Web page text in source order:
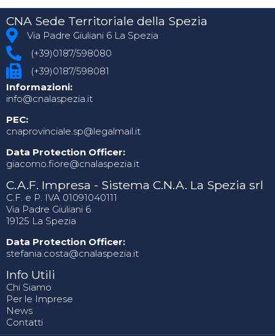
CNA Sede Territoriale della Spezia
Via Padre Giuliani 6 La Spezia
(+39)0187/598080
(+39)0187/598081
Informazioni:
info@cnalaspezia.it
PEC:
cnaprovinciale.sp@legalmail.it
Data Protection Officer:
giacomo.fiore@cnalaspezia.it
C.A.F. Impresa - Sistema C.N.A. La Spezia srl
C.F. e P. IVA 01091040111
Via Padre Giuliani 6
19125 La Spezia
Data Protection Officer:
stefania.costa@cnalaspezia.it
Info Utili
Chi Siamo
Per le Imprese
News
Contatti